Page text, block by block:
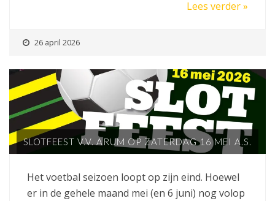
Lees verder »
26 april 2026
SLOTFEEST V.V. ARUM OP ZATERDAG 16 MEI A.S.
Het voetbal seizoen loopt op zijn eind. Hoewel
er in de gehele maand mei (en 6 juni) nog volop